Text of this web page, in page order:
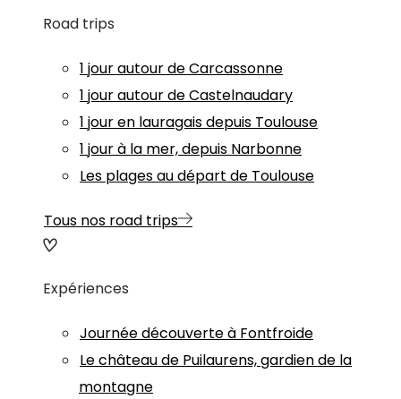
Road trips
1 jour autour de Carcassonne
1 jour autour de Castelnaudary
1 jour en lauragais depuis Toulouse
1 jour à la mer, depuis Narbonne
Les plages au départ de Toulouse
Tous nos road trips
Expériences
Journée découverte à Fontfroide
Le château de Puilaurens, gardien de la
montagne